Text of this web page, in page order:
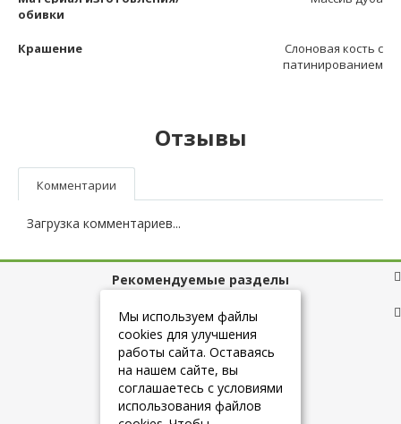
обивки
Крашение
Слоновая кость с
патинированием
Отзывы
Комментарии
Загрузка комментариев...
Рекомендуемые разделы
Полезные ссылки
+7 (925) 084-10-60
Мы используем файлы
cookies для улучшения
работы сайта. Оставаясь
на нашем сайте, вы
соглашаетесь с условиями
использования файлов